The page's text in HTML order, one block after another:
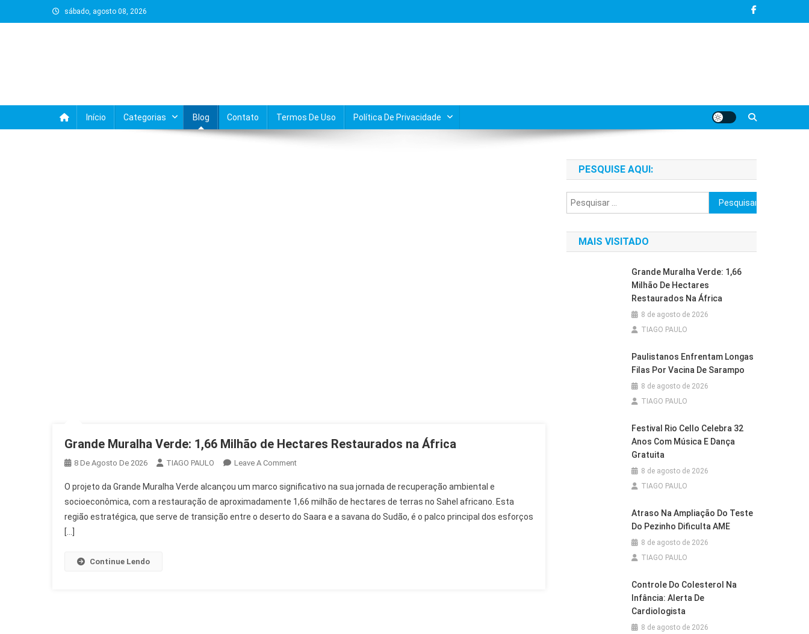
to
sábado, agosto 08, 2026
Início Categorias Blog Contato Termos De Uso Política De Privacidade
Grande Muralha Verde: 1,66 Milhão de Hectares Restaurados na África
8 De Agosto De 2026 TIAGO PAULO Leave A CommentOn
Muralha
Verde:
1,66
O projeto da Grande Muralha Verde alcançou um marco significativo na sua jornada de recuperação ambiental e
socioeconômica, com a restauração de aproximadamente 1,66 milhão de hectares de terras no Sahel africano. Esta
região estratégica, que serve de transição entre o deserto do Saara e a savana do Sudão, é o palco principal dos esforços
[…]
Continue Lendo
PESQUISE AQUI:
Pesquisar
por:
MAIS VISITADO
Grande Muralha Verde: 1,66
Milhão De Hectares
Restaurados Na África
8 de agosto de 2026
TIAGO PAULO
Paulistanos Enfrentam Longas
Filas Por Vacina De Sarampo
8 de agosto de 2026
TIAGO PAULO
Festival Rio Cello Celebra 32
Anos Com Música E Dança
Gratuita
8 de agosto de 2026
TIAGO PAULO
Atraso Na Ampliação Do Teste
Do Pezinho Dificulta AME
8 de agosto de 2026
TIAGO PAULO
Controle Do Colesterol Na
Infância: Alerta De
Cardiologista
8 de agosto de 2026